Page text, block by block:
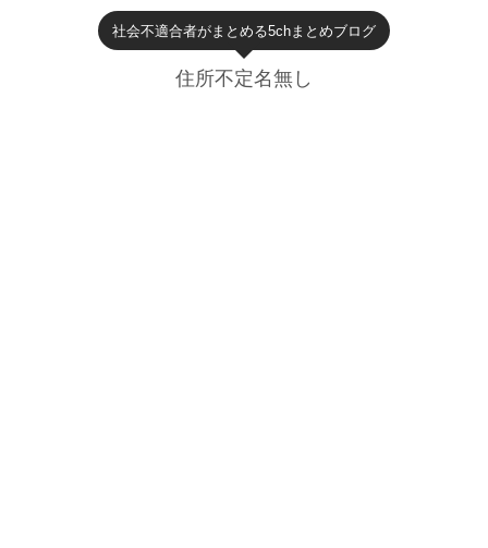
社会不適合者がまとめる5chまとめブログ
住所不定名無し